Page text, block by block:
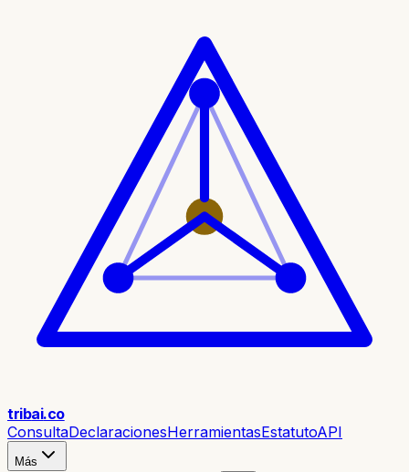
tribai.co
ConsultaDeclaracionesHerramientasEstatutoAPI
Más